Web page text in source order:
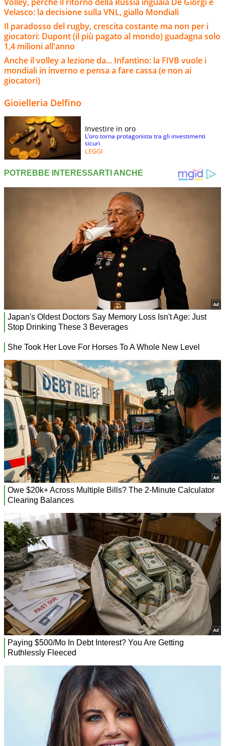
Velasco: la decisione sulla VNL, giallo Mondiali
Il paradosso del rugby, crescita costante ma non per i
giocatori: Dupont (il più pagato al mondo) guadagna solo
1,4 milioni all'anno
Anche il volley a lezione da... Infantino: la FIVB vuole i
mondiali in inverno e pensa a fare cassa (e non ai
giocatori)
Gioielleria Delfino
Investire in oro
L’oro torna protagonista tra gli investimenti
sicuri
LEGGI